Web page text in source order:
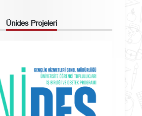
Ünides Projeleri